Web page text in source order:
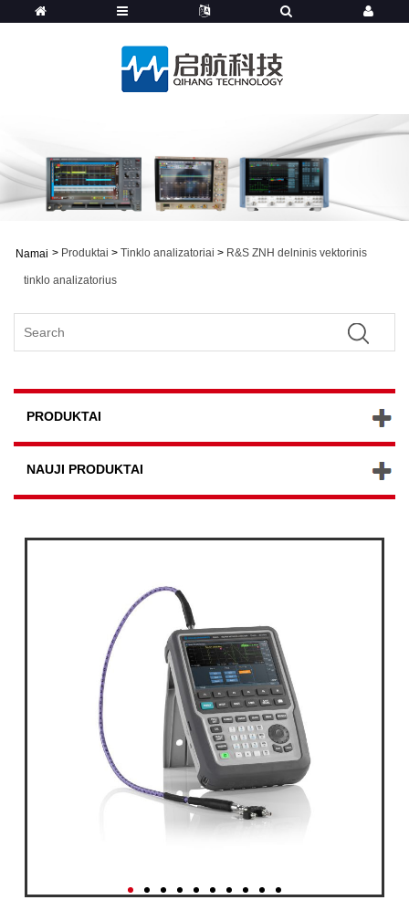
Namai > Produktai > Tinklo analizatoriai > R&S ZNH delninis vektorinis
tinklo analizatorius
PRODUKTAI
NAUJI PRODUKTAI